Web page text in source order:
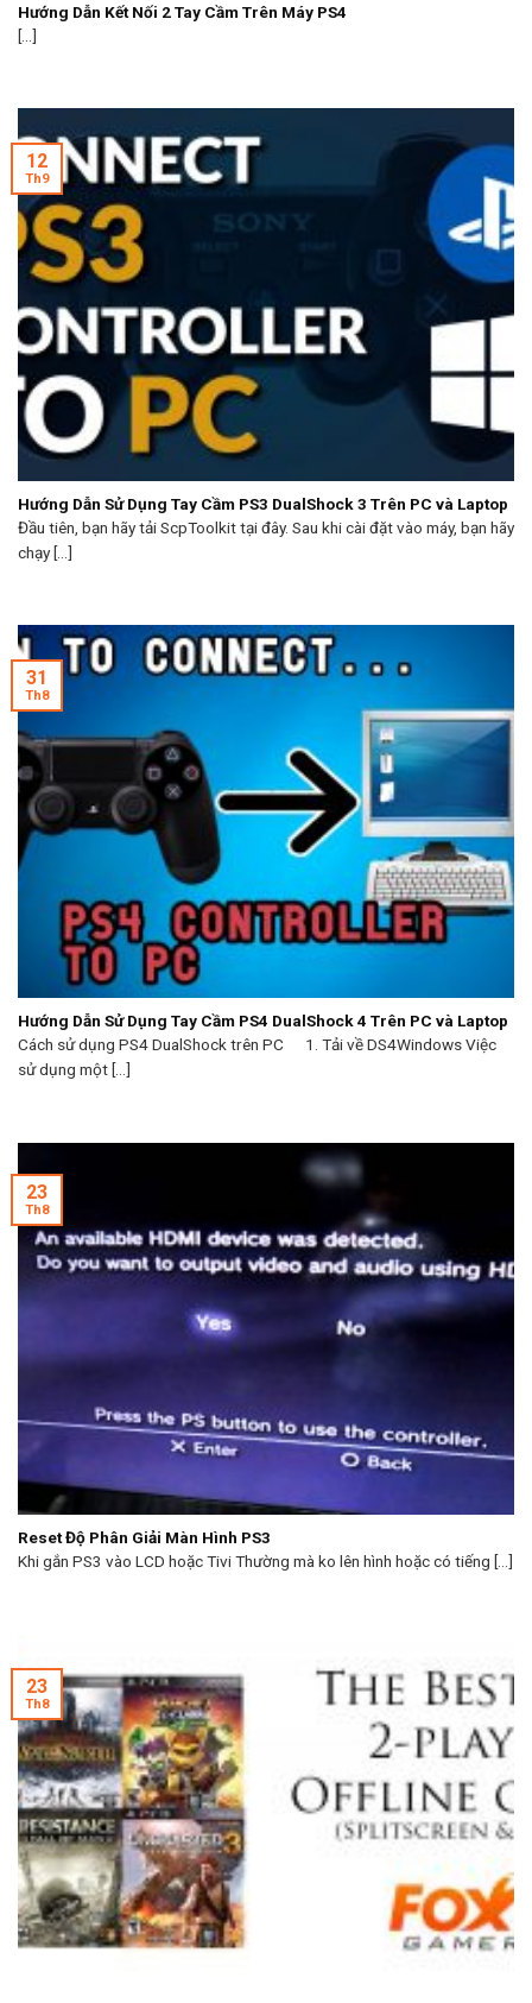
Hướng Dẫn Kết Nối 2 Tay Cầm Trên Máy PS4
[...]
Hướng Dẫn Sử Dụng Tay Cầm PS3 DualShock 3 Trên PC và Laptop
Đầu tiên, bạn hãy tải ScpToolkit tại đây. Sau khi cài đặt vào máy, bạn hãy
chạy [...]
12
Th9
Hướng Dẫn Sử Dụng Tay Cầm PS4 DualShock 4 Trên PC và Laptop
Cách sử dụng PS4 DualShock trên PC 1. Tải về DS4Windows Việc
sử dụng một [...]
31
Th8
Reset Độ Phân Giải Màn Hình PS3
Khi gắn PS3 vào LCD hoặc Tivi Thường mà ko lên hình hoặc có tiếng [...]
23
Th8
23
Th8